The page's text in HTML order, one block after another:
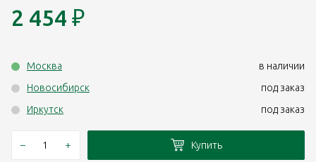
2 454 ₽
Москва
в наличии
Новосибирск
под заказ
Иркутск
под заказ
– + Купить